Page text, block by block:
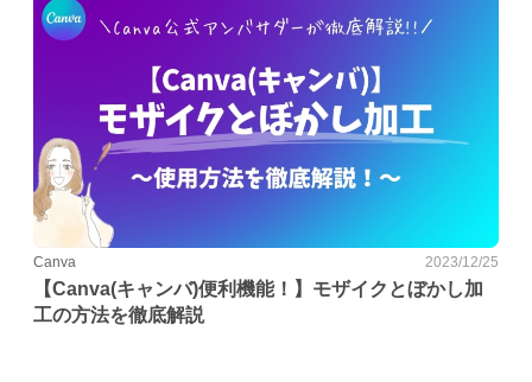
Canva 2023/12/25
【Canva(キャンバ)便利機能！】モザイクとぼかし加
工の方法を徹底解説